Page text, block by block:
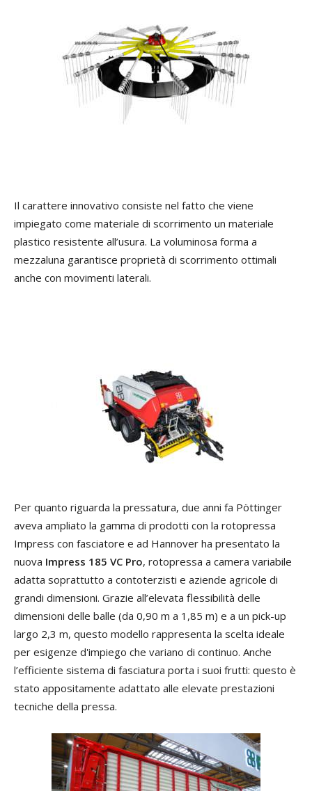
Il carattere innovativo consiste nel fatto che viene
impiegato come materiale di scorrimento un materiale
plastico resistente all’usura. La voluminosa forma a
mezzaluna garantisce proprietà di scorrimento ottimali
anche con movimenti laterali.
Per quanto riguarda la pressatura, due anni fa Pöttinger
aveva ampliato la gamma di prodotti con la rotopressa
Impress con fasciatore e ad Hannover ha presentato la
nuova Impress 185 VC Pro, rotopressa a camera variabile
adatta soprattutto a contoterzisti e aziende agricole di
grandi dimensioni. Grazie all’elevata flessibilità delle
dimensioni delle balle (da 0,90 m a 1,85 m) e a un pick-up
largo 2,3 m, questo modello rappresenta la scelta ideale
per esigenze d'impiego che variano di continuo. Anche
l’efficiente sistema di fasciatura porta i suoi frutti: questo è
stato appositamente adattato alle elevate prestazioni
tecniche della pressa.